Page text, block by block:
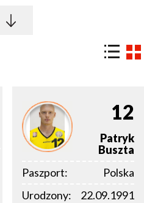
12
Patryk
Buszta
Paszport:
Polska
Urodzony:
22.09.1991